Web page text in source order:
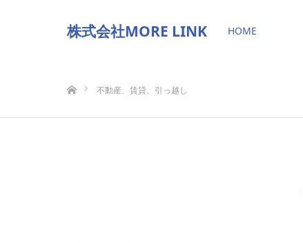
株式会社MORE LINK HOME
不動産、賃貸、引っ越し